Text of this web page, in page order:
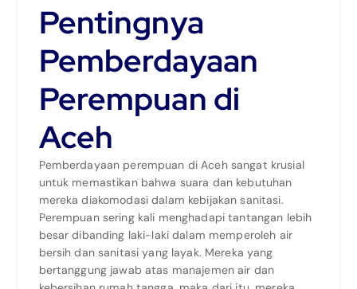
Pentingnya
Pemberdayaan
Perempuan di
Aceh
Pemberdayaan perempuan di Aceh sangat krusial
untuk memastikan bahwa suara dan kebutuhan
mereka diakomodasi dalam kebijakan sanitasi.
Perempuan sering kali menghadapi tantangan lebih
besar dibanding laki-laki dalam memperoleh air
bersih dan sanitasi yang layak. Mereka yang
bertanggung jawab atas manajemen air dan